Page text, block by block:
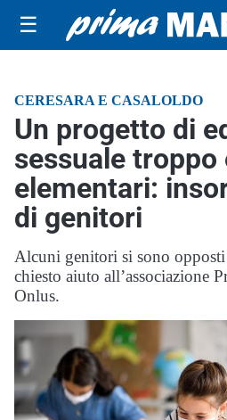
☰
CERESARA E CASALOLDO
Un progetto di
sessuale
elementari:
di genitori
Alcuni genitori si sono
chiesto aiuto all’associazione
Onlus.